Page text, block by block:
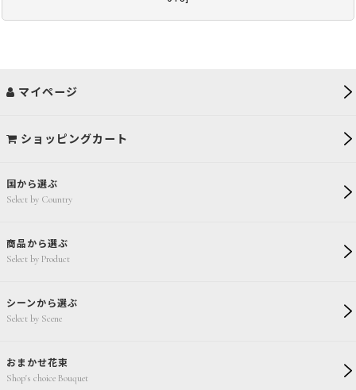
国から選ぶ
Select by Country
商品から選ぶ
Select by Product
シーンから選ぶ
Select by Scene
おまかせ花束
Shop's choice Bouquet
マイページ
ショッピングカート